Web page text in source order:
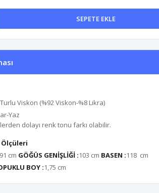
SEPETE EKLE
Viskon (%92 Viskon-%8 Likra)
Yaz
dolayı renk tonu farkı olabilir.
91 cm GÖĞÜS GENİŞLİĞİ :103 cm BASEN :118 cm
BOY :1,75 cm